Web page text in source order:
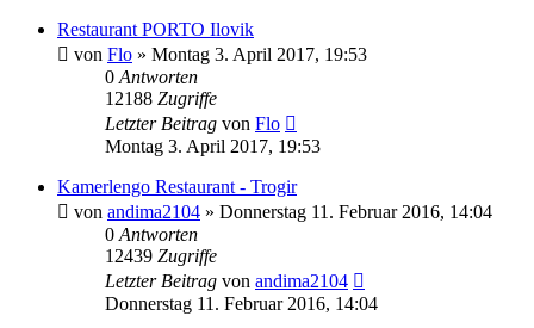
Restaurant PORTO Ilovik
von Flo » Montag 3. April 2017, 19:53
0 Antworten
12188 Zugriffe
Letzter Beitrag von Flo
Montag 3. April 2017, 19:53
Kamerlengo Restaurant - Trogir
von andima2104 » Donnerstag 11. Februar 2016, 14:04
0 Antworten
12439 Zugriffe
Letzter Beitrag von andima2104
Donnerstag 11. Februar 2016, 14:04